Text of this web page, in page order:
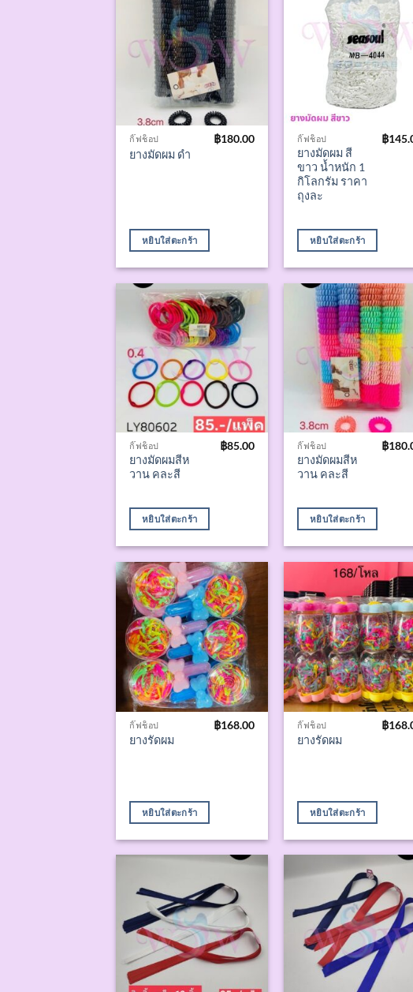
กิ๊ฟช็อป
ยางมัดผม ดำ
฿180.00
หยิบใส่ตะกร้า
กิ๊ฟช็อป
ยางมัดผม สี
ขาว น้ำหนัก 1
กิโลกรัม ราคา
ถุงละ
฿
หยิบใส่ตะกร้า
กิ๊ฟช็อป
ยางมัดผมสีห
วาน คละสี
฿85.00
หยิบใส่ตะกร้า
กิ๊ฟช็อป
ยางมัดผมสีห
วาน คละสี
฿
หยิบใส่ตะกร้า
กิ๊ฟช็อป
ยางรัดผม
฿168.00
หยิบใส่ตะกร้า
กิ๊ฟช็อป
ยางรัดผม
฿
หยิบใส่ตะกร้า